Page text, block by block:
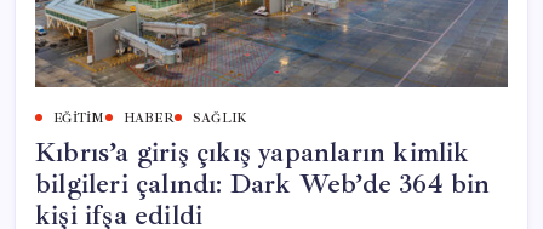
EĞITIM HABER SAĞLIK
Kıbrıs’a giriş çıkış yapanların kimlik
bilgileri çalındı: Dark Web’de 364 bin
kişi ifşa edildi